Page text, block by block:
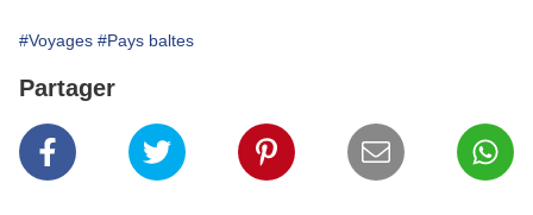
#Voyages #Pays baltes
Partager